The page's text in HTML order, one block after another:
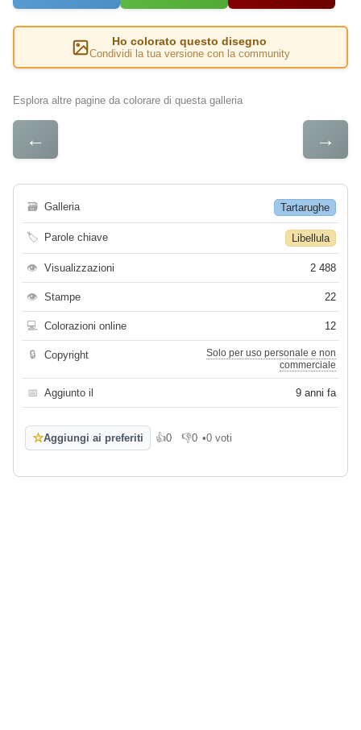
Ho colorato questo disegno
Condividi la tua versione con la community
Esplora altre pagine da colorare di questa galleria
← →
🗃 Galleria Tartarughe
🏷 Parole chiave Libellula
👁 Visualizzazioni 2 488
👁 Stampe 22
💻 Colorazioni online 12
🔒 Copyright
Solo per uso personale e non
commerciale
📅 Aggiunto il 9 anni fa
☆Aggiungi ai preferiti 👍0
Mi piace
👎0
Non mi piace
•0 voti